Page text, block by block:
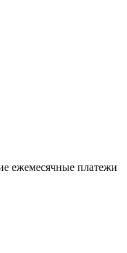
ежемесячные платежи